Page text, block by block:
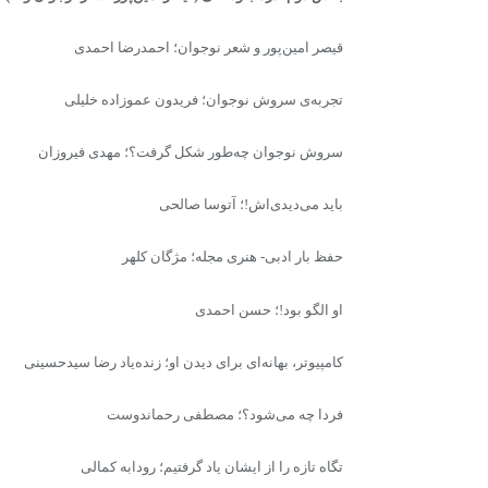
قیصر امین‌پور و شعر نوجوان؛ احمدرضا احمدی
تجربه‌ی سروش نوجوان؛ فریدون عموزاده‌ خلیلی
سروش نوجوان چه‌طور شکل گرفت؟؛ مهدی فیروزان
باید می‌دیدی‌اش!؛ آتوسا صالحی
حفظ بار ادبی- هنری مجله؛ مژگان کلهر
او الگو بود!؛ حسن احمدی
کامپیوتر، بهانه‌ای برای دیدن او؛ زنده‌یاد رضا سیدحسینی
فردا چه می‌شود؟؛ مصطفی رحماندوست
تگاه تازه را از ایشان یاد گرفتیم؛ رودابه کمالی